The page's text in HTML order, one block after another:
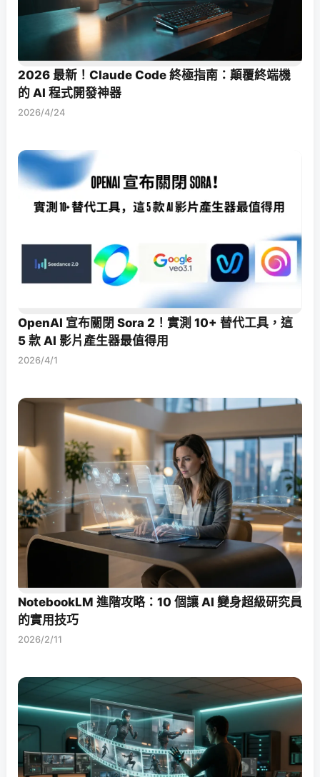
2026 最新！Claude Code 終極指南：顛覆終端機
的 AI 程式開發神器
2026/4/24
OpenAI 宣布關閉 Sora 2！實測 10+ 替代工具，這
5 款 AI 影片產生器最值得用
2026/4/1
NotebookLM 進階攻略：10 個讓 AI 變身超級研究員
的實用技巧
2026/2/11